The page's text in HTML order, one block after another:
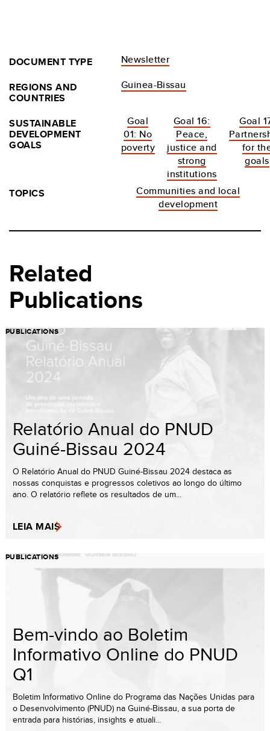
DOCUMENT TYPE
Newsletter
REGIONS AND
COUNTRIES
Guinea-Bissau
SUSTAINABLE
DEVELOPMENT
GOALS
Goal
01: No
poverty
Goal 16:
Peace,
justice and
strong
institutions
Goal
for
goals
TOPICS
Communities and local
development
Related
Publications
PUBLICATIONS
Relatório Anual do PNUD
Guiné-Bissau 2024
O Relatório Anual do PNUD Guiné-Bissau 2024 destaca as
nossas conquistas e progressos coletivos ao longo do último
ano. O relatório reflete os resultados de um...
LEIA MAIS
PUBLICATIONS
Bem-vindo ao Boletim
Informativo Online do PNUD
Q1
Boletim Informativo Online do Programa das Nações Unidas para
o Desenvolvimento (PNUD) na Guiné-Bissau, a sua porta de
entrada para histórias, insights e atuali...